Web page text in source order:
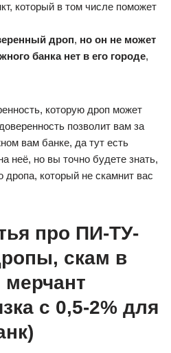
который в том числе поможет
дроп, но он не может
банка нет в его городе,
которую дроп может
позволит вам за
вам банке, да тут есть
неё, но вы точно будете знать,
дропа, который не скамнит вас
про ПИ-ТУ-
скам в
с 0,5-2% для